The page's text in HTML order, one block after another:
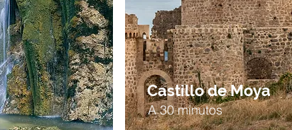
Castillo de Moya
A 30 minutos